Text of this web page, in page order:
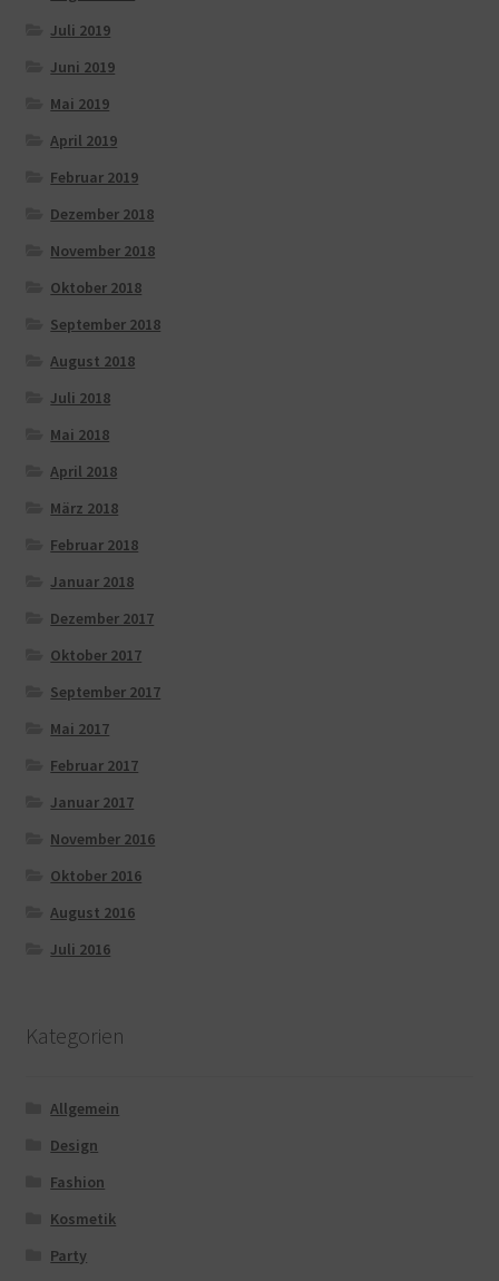
Juli 2019
Juni 2019
Mai 2019
April 2019
Februar 2019
Dezember 2018
November 2018
Oktober 2018
September 2018
August 2018
Juli 2018
Mai 2018
April 2018
März 2018
Februar 2018
Januar 2018
Dezember 2017
Oktober 2017
September 2017
Mai 2017
Februar 2017
Januar 2017
November 2016
Oktober 2016
August 2016
Juli 2016
Kategorien
Allgemein
Design
Fashion
Kosmetik
Party